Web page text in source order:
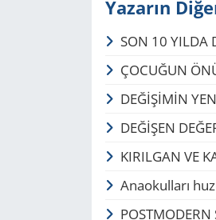
Yazarın
SON 10 YILDA
ÇOCUĞUN
DEĞİŞİMİN
DEĞİŞEN
KIRILGAN VE
Anaokulları